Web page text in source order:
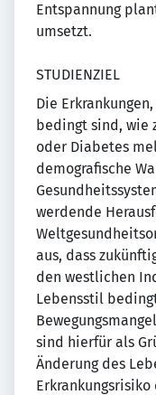
Entspannung
umsetzt.
STUDIENZIEL
Die
bedingt sind, wie
oder Diabetes
demografische
werdende
aus, dass
den westlichen
Lebensstil
sind hierfür als
Änderung des